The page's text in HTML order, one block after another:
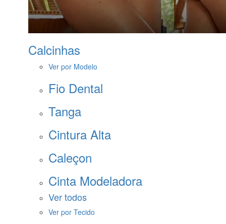
Calcinhas
Ver por Modelo
Fio Dental
Tanga
Cintura Alta
Caleçon
Cinta Modeladora
Ver todos
Ver por Tecido